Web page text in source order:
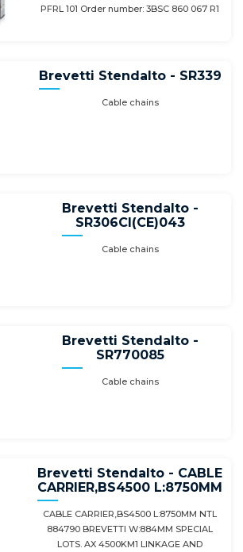
PFRL 101 Order number: 3BSC 860 067 R1
Brevetti Stendalto - SR339
Cable chains
Brevetti Stendalto -
SR306CI(CE)043
Cable chains
Brevetti Stendalto -
SR770085
Cable chains
Brevetti Stendalto - CABLE
CARRIER,BS4500 L:8750MM
CABLE CARRIER,BS4500 L:8750MM NTL
884790 BREVETTI W:884MM SPECIAL
LOTS. AX 4500KM1 LINKAGE AND